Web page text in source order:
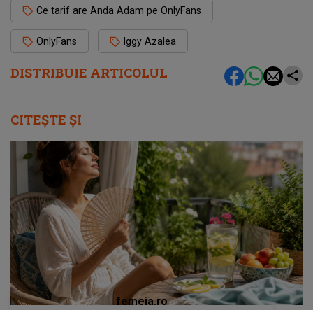
DISTRIBUIE ARTICOLUL
Ce tarif are Anda Adam pe OnlyFans
OnlyFans Iggy Azalea
CITEȘTE ȘI
femeia.ro